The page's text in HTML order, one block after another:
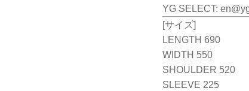
YG SELECT:
[サイズ]
LENGTH 690
WIDTH 550
SHOULDER 520
SLEEVE 225